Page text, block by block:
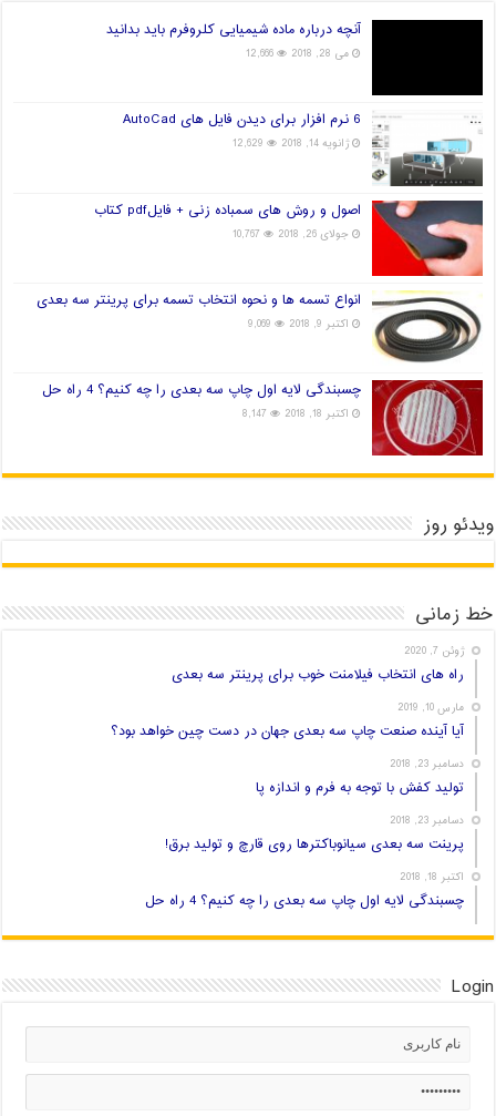
آنچه درباره ماده شیمیایی کلروفرم باید بدانید
می 28, 2018 12,666
6 نرم افزار برای دیدن فایل های AutoCad
ژانویه 14, 2018 12,629
اصول و روش های سمباده زنی + فایلpdf کتاب
جولای 26, 2018 10,767
انواع تسمه ها و نحوه انتخاب تسمه برای پرینتر سه بعدی
اکتبر 9, 2018 9,069
چسبندگی لایه اول چاپ سه بعدی را چه کنیم؟ 4 راه حل
اکتبر 18, 2018 8,147
ویدئو روز
خط زمانی
ژوئن 7, 2020
راه های انتخاب فیلامنت خوب برای پرینتر سه بعدی
مارس 10, 2019
آیا آینده صنعت چاپ سه بعدی جهان در دست چین خواهد بود؟
دسامبر 23, 2018
تولید کفش با توجه به فرم و اندازه پا
دسامبر 23, 2018
پرینت سه بعدی سیانوباکترها روی قارچ و تولید برق!
اکتبر 18, 2018
چسبندگی لایه اول چاپ سه بعدی را چه کنیم؟ 4 راه حل
Login